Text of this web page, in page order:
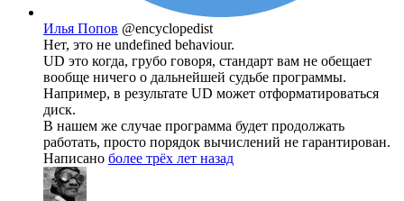
Илья Попов @encyclopedist
Нет, это не undefined behaviour.
UD это когда, грубо говоря, стандарт вам не обещает
вообще ничего о дальнейшей судьбе программы.
Например, в результате UD может отформатироваться
диск.
В нашем же случае программа будет продолжать
работать, просто порядок вычислений не гарантирован.
Написано более трёх лет назад